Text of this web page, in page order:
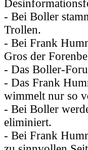
- Bei Boller
Trollen.
- Bei Frank
Gros der
- Das Boller-
- Das Frank
wimmelt nur so
- Bei Boller
eliminiert.
- Bei Frank